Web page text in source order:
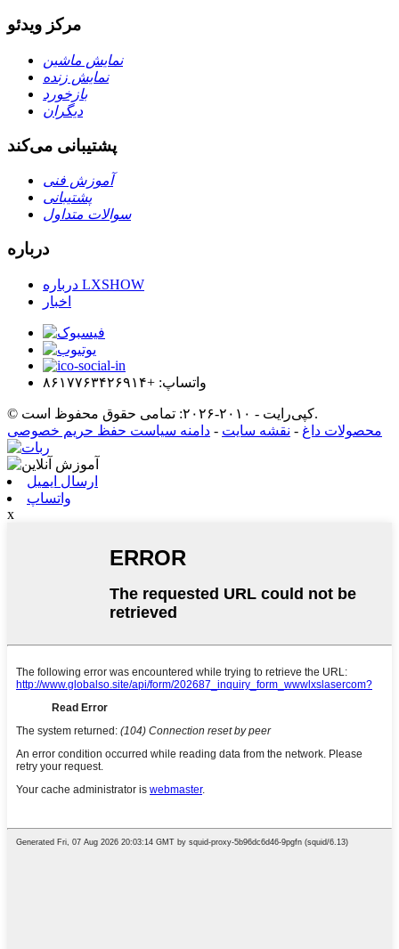
مرکز ویدئو
نمایش ماشین
نمایش زنده
بازخورد
دیگران
پشتیبانی می‌کند
آموزش فنی
پشتیبانی
سوالات متداول
درباره
درباره LXSHOW
اخبار
واتساپ: +۸۶۱۷۷۶۳۴۲۶۹۱۴
© کپی‌رایت - ۲۰۱۰-۲۰۲۶: تمامی حقوق محفوظ است.
محصولات داغ - نقشه سایت - دامنه سیاست حفظ حریم خصوصی
ارسال ایمیل
واتساپ
x